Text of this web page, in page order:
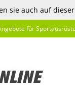
sie auch auf
für